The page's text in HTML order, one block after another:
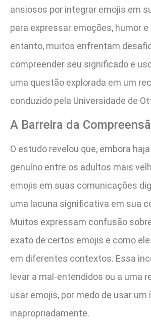
ansiosos por integrar emojis em
para expressar emoções, humor
entanto, muitos enfrentam
compreender seu significado e
uma questão explorada em um
conduzido pela Universidade de
A Barreira da
O estudo revelou que, embora
genuíno entre os adultos mais
emojis em suas comunicações
uma lacuna significativa em sua
Muitos expressam confusão
exato de certos emojis e como
em diferentes contextos. Essa
levar a mal-entendidos ou a uma
usar emojis, por medo de usar um
inapropriadamente.